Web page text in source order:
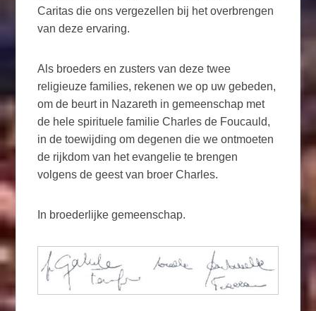
Caritas die ons vergezellen bij het overbrengen
van deze ervaring.
Als broeders en zusters van deze twee
religieuze families, rekenen we op uw gebeden,
om de beurt in Nazareth in gemeenschap met
de hele spirituele familie Charles de Foucauld,
in de toewijding om degenen die we ontmoeten
de rijkdom van het evangelie te brengen
volgens de geest van broer Charles.
In broederlijke gemeenschap.